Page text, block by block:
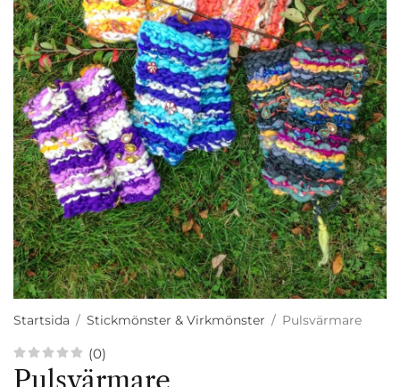
Startsida / Stickmönster & Virkmönster / Pulsvärmare
(0)
Pulsvärmare